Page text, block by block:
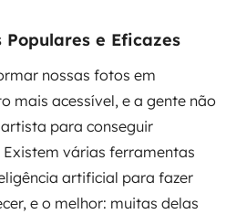
Populares e Eficazes
nossas fotos em
mais acessível, e a gente não
para conseguir
várias ferramentas
artificial para fazer
e o melhor: muitas delas